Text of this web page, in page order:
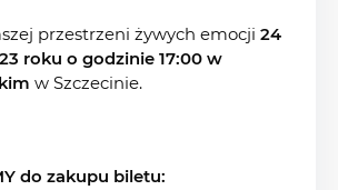
przestrzeni żywych emocji 24
roku o godzinie 17:00 w
w Szczecinie.
do zakupu biletu: